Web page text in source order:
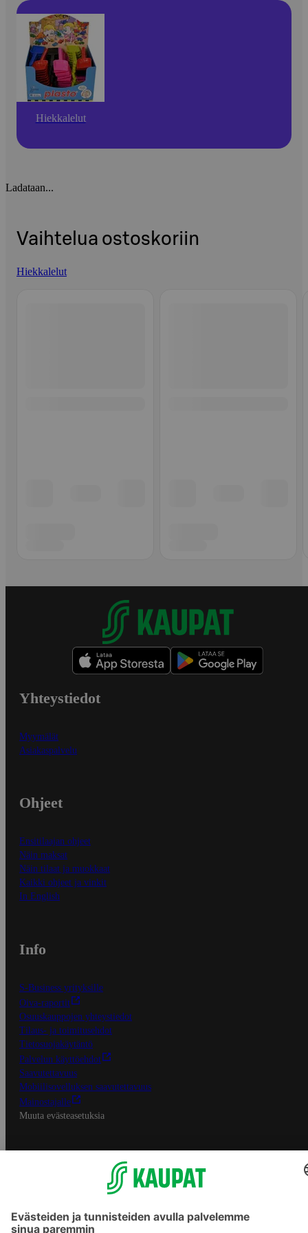
Hiekkalelut
Ladataan...
Vaihtelua ostoskoriin
Hiekkalelut
Yhteystiedot
Myymälät
Asiakaspalvelu
Ohjeet
Ensitilaajan ohjeet
Näin maksat
Näin tilaat ja muokkaat
Kaikki ohjeet ja vinkit
In English
Info
S-Business yrityksille
Oiva-raportit
Osuuskauppojen yhteystiedot
Tilaus- ja toimitusehdot
Tietosuojakäytäntö
Palvelun käyttöehdot
Saavutettavuus
Mobiilisovelluksen saavutettavuus
Mainostajalle
Muuta evästeasetuksia
S-ryhmän palvelut
Asiakasomistajuus